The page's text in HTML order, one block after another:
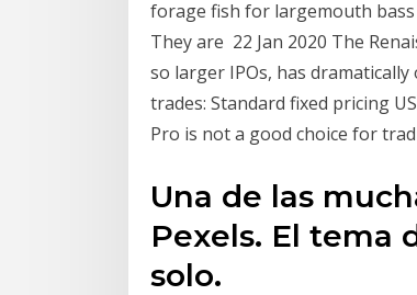
forage fish for largemouth
They are 22 Jan 2020 The
so larger IPOs, has
trades: Standard fixed pricing
Pro is not a good choice for
Una de las
Pexels. El tema
solo.